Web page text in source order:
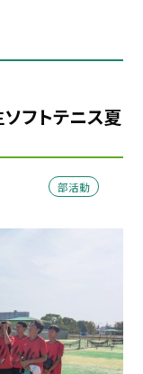
フトテニス夏
部活動